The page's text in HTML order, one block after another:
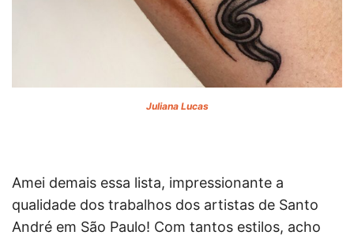
Juliana Lucas
Amei demais essa lista, impressionante a
qualidade dos trabalhos dos artistas de Santo
André em São Paulo! Com tantos estilos, acho